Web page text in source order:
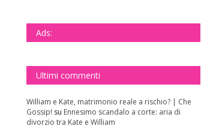
Ads:
Ultimi commenti
William e Kate, matrimonio reale a rischio? | Che
Gossip! su Ennesimo scandalo a corte: aria di
divorzio tra Kate e William